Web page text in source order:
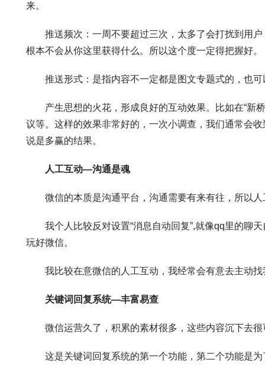
来。
推送频次：一周不要超过三次，太多了会打扰到用户
根本不会从你这里获得什么。所以这个度一定得把握好。
推送形式：是指内容不一定都是图文专题式的，也可
产生思想的火花，形成良好的互动效果。比如在“新桥
议等。这样的效果非常好的，一次小调查，我们通常会
说是多赢的结果。
人工互动—沟通是魂
微信的本质是沟通平台，沟通需要有来有往，所以人
我个人比较反对设置“消息自动回复”,就像qq里的聊天
玩好微信。
我比较在意微信的人工互动，我经常会有意去主动找
关键词回复系统—丰富易查
微信运营久了，积累的素材很多，这些内容沉下去很
这是关键词回复系统的第一个功能，第二个功能是为